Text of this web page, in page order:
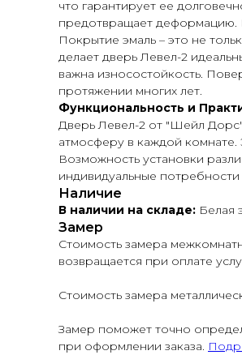
что гарантирует ее
предотвращает деформацию.
Покрытие эмаль – это не
делает дверь Левел-2
важна износостойкость.
протяжении многих лет.
Функциональность и
Дверь Левел-2 от "Шейл
атмосферу в каждой
Возможность установки
индивидуальные
Наличие
В наличии на складе: Белая
Замер
Стоимость замера
возвращается при оплате
Стоимость замера
Замер поможет точно
при оформлении заказа.